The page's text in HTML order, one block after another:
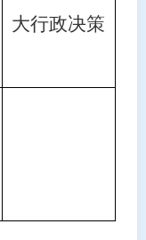
大行政决策